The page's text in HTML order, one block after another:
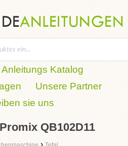
Anleitungs Katalog
Unsere Partner
sie uns
QB102D11
›